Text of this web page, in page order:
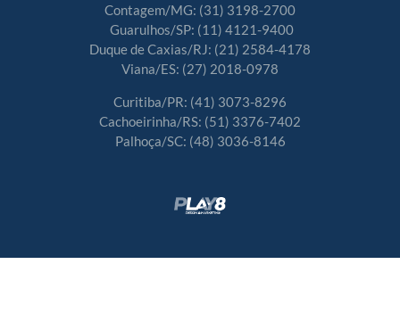
Contagem/MG: (31) 3198-2700
Guarulhos/SP: (11) 4121-9400
Duque de Caxias/RJ: (21) 2584-4178
Viana/ES: (27) 2018-0978
Curitiba/PR: (41) 3073-8296
Cachoeirinha/RS: (51) 3376-7402
Palhoça/SC: (48) 3036-8146